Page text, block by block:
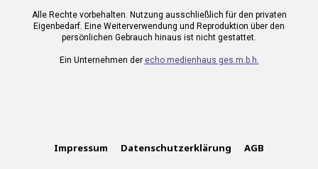
Alle Rechte vorbehalten. Nutzung ausschließlich für den privaten
Eigenbedarf. Eine Weiterverwendung und Reproduktion über den
persönlichen Gebrauch hinaus ist nicht gestattet.
Ein Unternehmen der echo medienhaus ges.m.b.h.
Impressum Datenschutzerklärung AGB